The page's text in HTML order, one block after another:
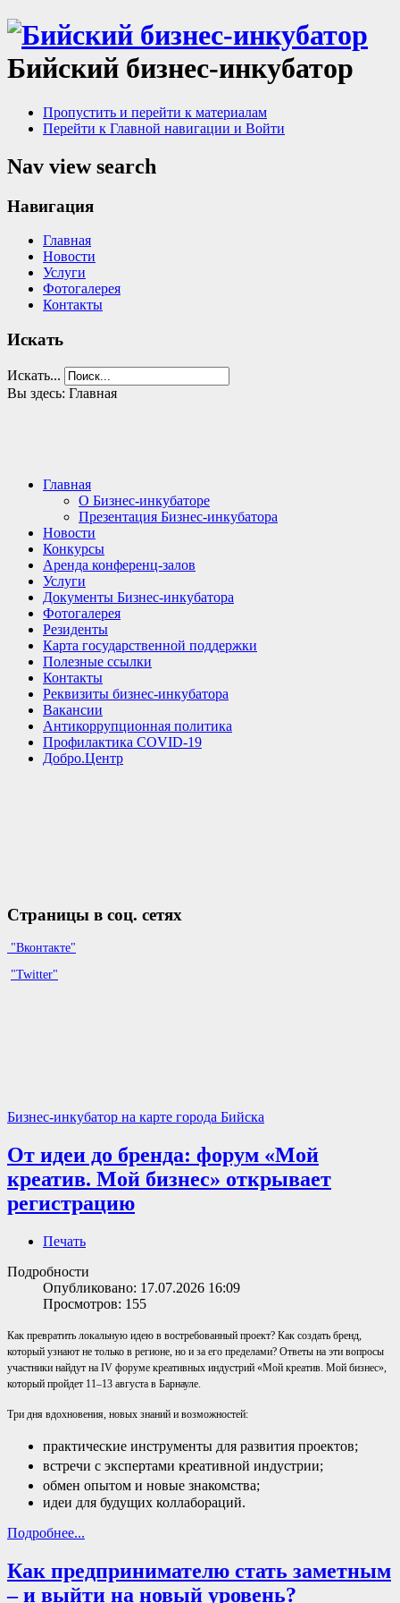
Бийский бизнес-инкубатор
Пропустить и перейти к материалам
Перейти к Главной навигации и Войти
Nav view search
Навигация
Главная
Новости
Услуги
Фотогалерея
Контакты
Искать
Искать...
Вы здесь: Главная
Главная
О Бизнес-инкубаторе
Презентация Бизнес-инкубатора
Новости
Конкурсы
Аренда конференц-залов
Услуги
Документы Бизнес-инкубатора
Фотогалерея
Резиденты
Карта государственной поддержки
Полезные ссылки
Контакты
Реквизиты бизнес-инкубатора
Вакансии
Антикоррупционная политика
Профилактика COVID-19
Добро.Центр
Страницы в соц. сетях
"Вконтакте"
"Twitter"
Бизнес-инкубатор на карте города Бийска
От идеи до бренда: форум «Мой
креатив. Мой бизнес» открывает
регистрацию
Печать
Подробности
Опубликовано: 17.07.2026 16:09
Просмотров: 155
Как превратить локальную идею в востребованный проект? Как создать бренд,
который узнают не только в регионе, но и за его пределами? Ответы на эти вопросы
участники найдут на IV форуме креативных индустрий «Мой креатив. Мой бизнес»,
который пройдет 11–13 августа в Барнауле.
Три дня вдохновения, новых знаний и возможностей:
практические инструменты для развития проектов;
встречи с экспертами креативной индустрии;
обмен опытом и новые знакомства;
идеи для будущих коллабораций.
Подробнее...
Как предпринимателю стать заметным
– и выйти на новый уровень?